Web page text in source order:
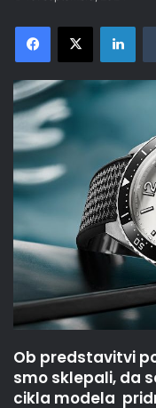
Facebook
X
Ob predstavitvi
smo sklepali, da
cikla modela